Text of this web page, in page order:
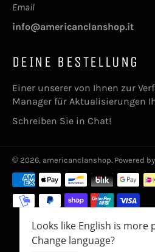
Email
info@americanclanshop.it
DEINE BESTELLUNG
Einer unserer von Ihnen zur
Manager für Aktualisierungen
Schreiben Sie in Chat!
© 2026, americanclanshop. Powered
Zahlungsarten